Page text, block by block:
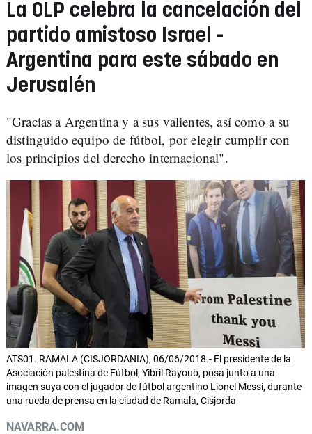
La OLP celebra la cancelación del
partido amistoso Israel -
Argentina para este sábado en
Jerusalén
"Gracias a Argentina y a sus valientes, así como a su
distinguido equipo de fútbol, por elegir cumplir con
los principios del derecho internacional".
ATS01. RAMALA (CISJORDANIA), 06/06/2018.- El presidente de la
Asociación palestina de Fútbol, Yibril Rayoub, posa junto a una
imagen suya con el jugador de fútbol argentino Lionel Messi, durante
una rueda de prensa en la ciudad de Ramala, Cisjorda
NAVARRA.COM